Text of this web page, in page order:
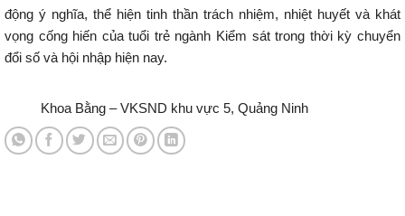
động ý nghĩa, thể hiện tinh thần trách nhiệm, nhiệt huyết và khát
vọng cống hiến của tuổi trẻ ngành Kiểm sát trong thời kỳ chuyển
đổi số và hội nhập hiện nay.
Khoa Bằng – VKSND khu vực 5, Quảng Ninh